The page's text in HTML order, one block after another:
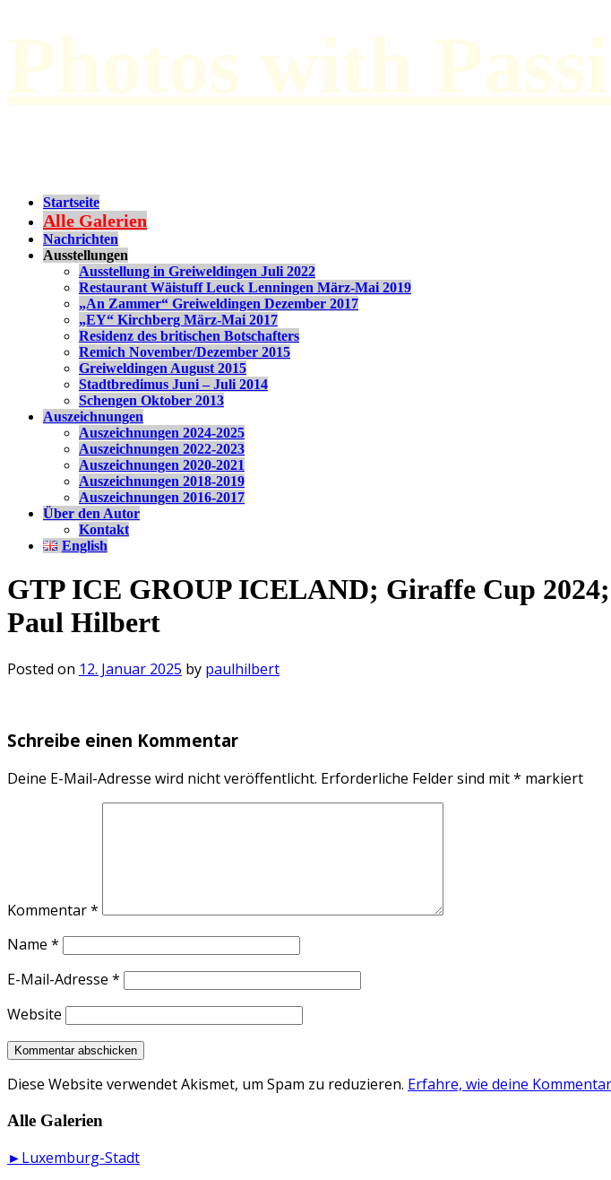
Photos with
Startseite
Alle Galerien
Nachrichten
Ausstellungen
Ausstellung in Greiweldingen Juli 2022
Restaurant Wäistuff Leuck Lenningen März-Mai 2019
„An Zammer“ Greiweldingen Dezember 2017
„EY“ Kirchberg März-Mai 2017
Residenz des britischen Botschafters
Remich November/Dezember 2015
Greiweldingen August 2015
Stadtbredimus Juni – Juli 2014
Schengen Oktober 2013
Auszeichnungen
Auszeichnungen 2024-2025
Auszeichnungen 2022-2023
Auszeichnungen 2020-2021
Auszeichnungen 2018-2019
Auszeichnungen 2016-2017
Über den Autor
Kontakt
English
GTP ICE GROUP ICELAND; Giraffe Cup
Paul Hilbert
Posted on 12. Januar 2025 by paulhilbert
Schreibe einen Kommentar
Deine E-Mail-Adresse wird nicht veröffentlicht. Erforderliche Felder sind mit* markiert
Kommentar*
Name *
E-Mail-Adresse *
Website
Diese Website verwendet Akismet, um Spam zu reduzieren. Erfahre, wie deine
Alle Galerien
►Luxemburg-Stadt